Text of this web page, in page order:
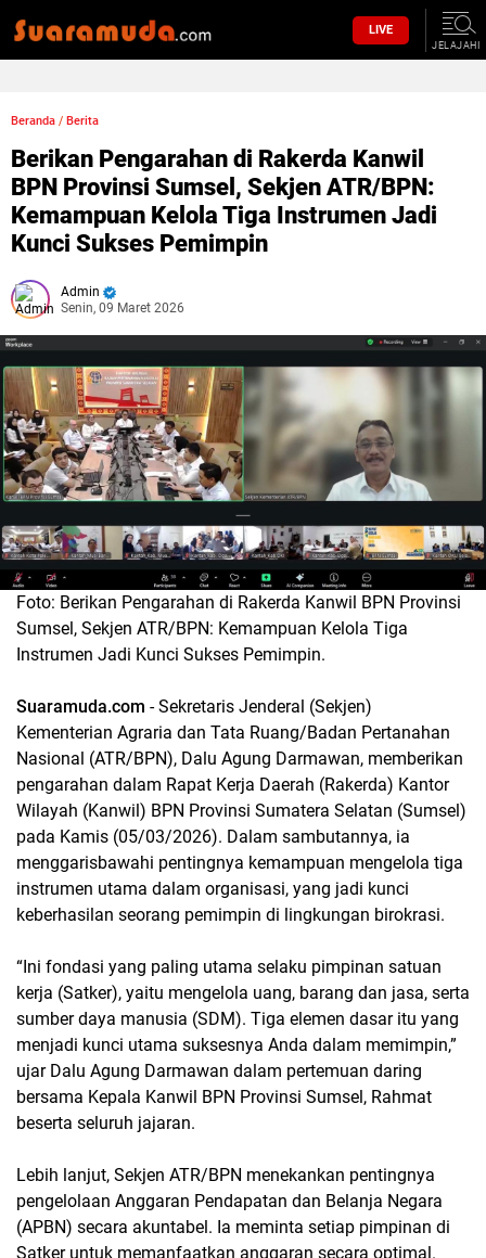
LIVE
JELAJAHI
Beranda / Berita
Berikan Pengarahan di Rakerda Kanwil
BPN Provinsi Sumsel, Sekjen ATR/BPN:
Kemampuan Kelola Tiga Instrumen Jadi
Kunci Sukses Pemimpin
Admin
Senin, 09 Maret 2026
Foto: Berikan Pengarahan di Rakerda Kanwil BPN Provinsi
Sumsel, Sekjen ATR/BPN: Kemampuan Kelola Tiga
Instrumen Jadi Kunci Sukses Pemimpin.
Suaramuda.com - Sekretaris Jenderal (Sekjen)
Kementerian Agraria dan Tata Ruang/Badan Pertanahan
Nasional (ATR/BPN), Dalu Agung Darmawan, memberikan
pengarahan dalam Rapat Kerja Daerah (Rakerda) Kantor
Wilayah (Kanwil) BPN Provinsi Sumatera Selatan (Sumsel)
pada Kamis (05/03/2026). Dalam sambutannya, ia
menggarisbawahi pentingnya kemampuan mengelola tiga
instrumen utama dalam organisasi, yang jadi kunci
keberhasilan seorang pemimpin di lingkungan birokrasi.
“Ini fondasi yang paling utama selaku pimpinan satuan
kerja (Satker), yaitu mengelola uang, barang dan jasa, serta
sumber daya manusia (SDM). Tiga elemen dasar itu yang
menjadi kunci utama suksesnya Anda dalam memimpin,”
ujar Dalu Agung Darmawan dalam pertemuan daring
bersama Kepala Kanwil BPN Provinsi Sumsel, Rahmat
beserta seluruh jajaran.
Lebih lanjut, Sekjen ATR/BPN menekankan pentingnya
pengelolaan Anggaran Pendapatan dan Belanja Negara
(APBN) secara akuntabel. Ia meminta setiap pimpinan di
Satker untuk memanfaatkan anggaran secara optimal.